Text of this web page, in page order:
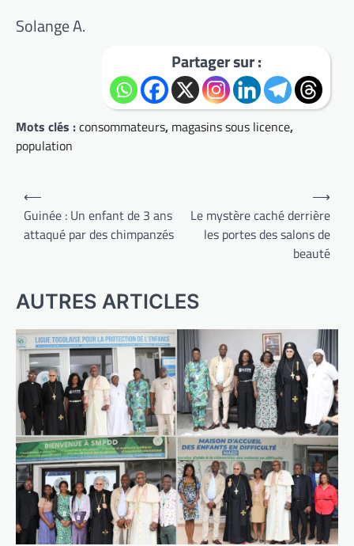
Solange A.
Partager sur :
Mots clés :consommateurs, magasins sous licence,
population
Navigation
de
l’article
⟵
Guinée : Un enfant de 3 ans
attaqué par des chimpanzés
Le mystère caché derrière
les portes des salons de
beauté
⟶
AUTRES ARTICLES